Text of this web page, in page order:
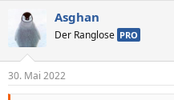
Asghan
Der Ranglose PRO
30. Mai 2022